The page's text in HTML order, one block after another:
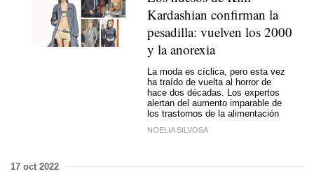
Kardashian confirman la
pesadilla: vuelven los 2000
y la anorexia
La moda es cíclica, pero esta vez
ha traído de vuelta al horror de
hace dos décadas. Los expertos
alertan del aumento imparable de
los trastornos de la alimentación
NOELIA SILVOSA
17 oct 2022